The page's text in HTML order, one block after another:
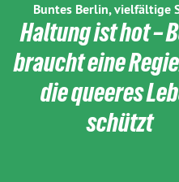
Buntes Berlin, vielfältige
Haltung ist hot –
braucht eine
die queeres
schützt